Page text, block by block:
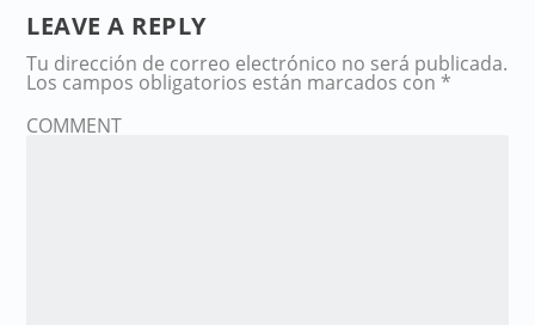
LEAVE A REPLY
Tu dirección de correo electrónico no será publicada.
Los campos obligatorios están marcados con *
COMMENT